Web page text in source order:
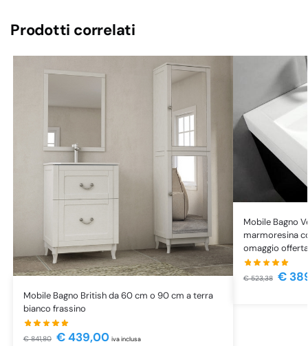
Prodotti correlati
Mobile Bagno British da 60 cm o 90 cm a terra
bianco frassino
€841,80 €439,00 iva inclusa
Mobile Bagno
marmoresina
omaggio offerta
€523,38 €